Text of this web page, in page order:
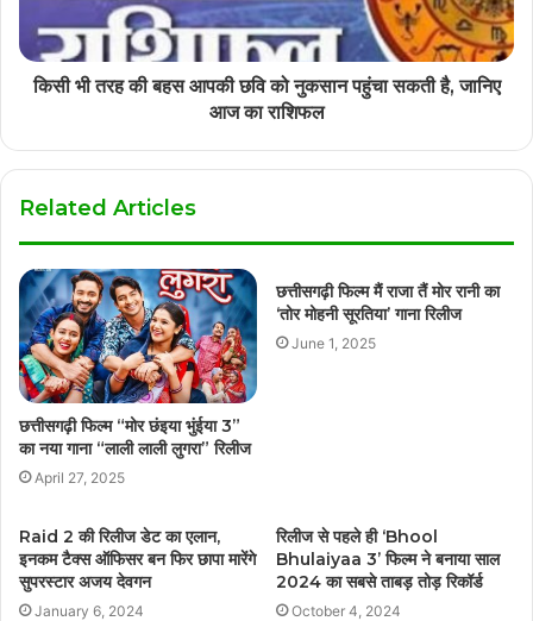
किसी भी तरह की बहस आपकी छवि को नुकसान पहुंचा सकती है, जानिए
आज का राशिफल
Related Articles
छत्तीसगढ़ी फिल्म “मोर छंइया भुंईया 3”
का नया गाना “लाली लाली लुगरा” रिलीज
April 27, 2025
छत्तीसगढ़ी फिल्म मैं राजा तैं मोर रानी का
‘तोर मोहनी सूरतिया’ गाना रिलीज
June 1, 2025
Raid 2 की रिलीज डेट का एलान,
इनकम टैक्स ऑफिसर बन फिर छापा मारेंगे
सुपरस्टार अजय देवगन
January 6, 2024
रिलीज से पहले ही ‘Bhool
Bhulaiyaa 3’ फिल्म ने बनाया साल
2024 का सबसे ताबड़ तोड़ रिकॉर्ड
October 4, 2024